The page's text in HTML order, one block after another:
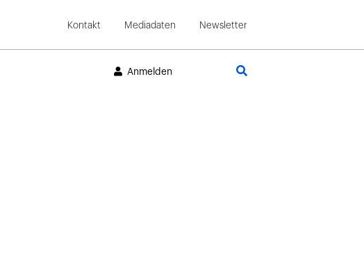
Kontakt Mediadaten Newsletter
Anmelden